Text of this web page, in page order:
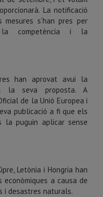
La notificació
mesures s’han pres per
competència i la
han aprovat avui la
la seva proposta. A
de la Unió Europea i
publicació a fi que els
la puguin aplicar sense
Letònia i Hongria han
a causa de
i desastres naturals.